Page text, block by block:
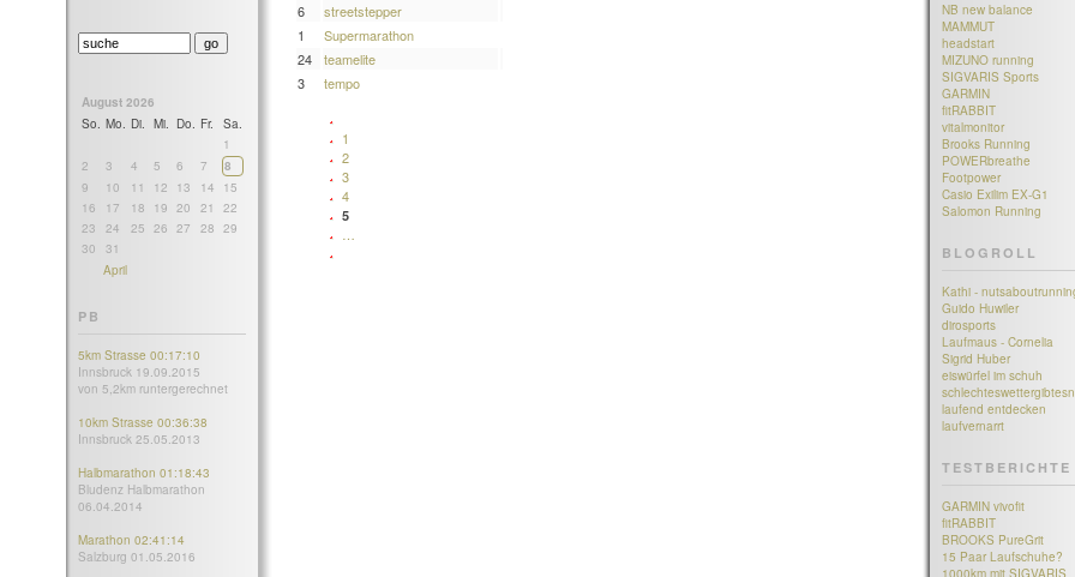
August 2026
So. Mo. Di. Mi. Do. Fr.
Sa.
1
2
3 4 5 6 7
8
9
10 11 12 13 14
15
16
17 18 19 20 21
22
23
24 25 26 27 28 29
30
31
April
PB
5km Strasse 00:17:10
Innsbruck 19.09.2015
von 5,2km runtergerechnet
10km Strasse 00:36:38
Innsbruck 25.05.2013
Halbmarathon 01:18:43
Bludenz Halbmarathon
06.04.2014
Marathon 02:41:14
Salzburg 01.05.2016
6
streetstepper
1
Supermarathon
24
teamelite
3
tempo
1
2
3
4
5
…
NB new balance
MAMMUT
headstart
MIZUNO running
SIGVARIS Sports
GARMIN
fitRABBIT
vitalmonitor
Brooks Running
POWERbreathe
Footpower
Casio Exilim EX-G1
Salomon Running
BLOGROLL
Kathi -
Guido Huwiler
dirosports
Laufmaus - Cornelia
Sigrid Huber
eiswürfel im schuh
laufend entdecken
laufvernarrt
TESTBERICHTE
GARMIN vivofit
fitRABBIT
BROOKS PureGrit
15 Paar Laufschuhe?
1000km mit SIGVARIS